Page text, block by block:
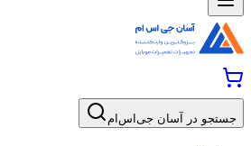
جستجو در آسان جی‌اس‌ام